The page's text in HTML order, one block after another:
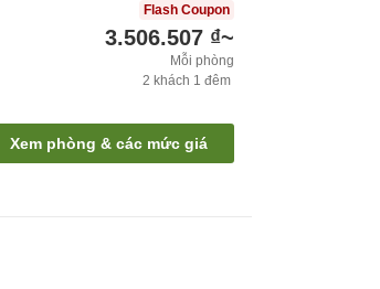
Flash Coupon
3.506.507 ₫~
Mỗi phòng
2 khách 1 đêm
Xem phòng & các mức giá